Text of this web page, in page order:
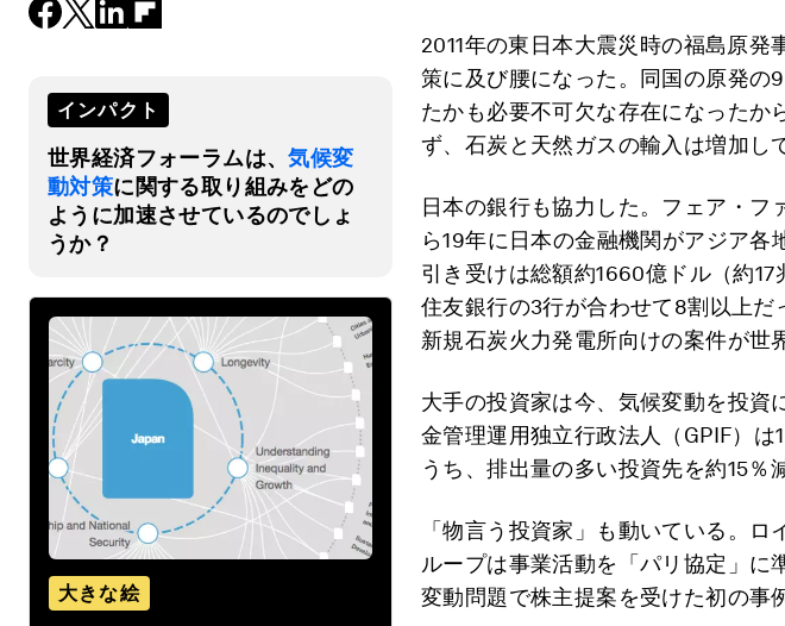
インパクト
世界経済フォーラムは、気候変
動対策に関する取り組みをどの
ように加速させているのでしょ
うか？
大きな絵
2011年の東日本大震災時の福島原
策に及び腰になった。同国の原発の
たかも必要不可欠な存在になったか
ず、石炭と天然ガスの輸入は増加し
日本の銀行も協力した。フェア・
ら19年に日本の金融機関がアジア
引き受けは総額約1660億ドル（約
住友銀行の3行が合わせて8割以上だ
新規石炭火力発電所向けの案件が世
大手の投資家は今、気候変動を投資
金管理運用独立行政法人（GPIF）
うち、排出量の多い投資先を約15％
「物言う投資家」も動いている。
ループは事業活動を「パリ協定」に
変動問題で株主提案を受けた初の事